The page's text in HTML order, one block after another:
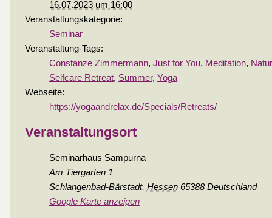
16.07.2023 um 16:00
Veranstaltungskategorie:
Seminar
Veranstaltung-Tags:
Constanze Zimmermann, Just for You, Meditation, Natur
Selfcare Retreat, Summer, Yoga
Webseite:
https://yogaandrelax.de/Specials/Retreats/
Veranstaltungsort
Seminarhaus Sampurna
Am Tiergarten 1
Schlangenbad-Bärstadt, Hessen 65388 Deutschland
Google Karte anzeigen